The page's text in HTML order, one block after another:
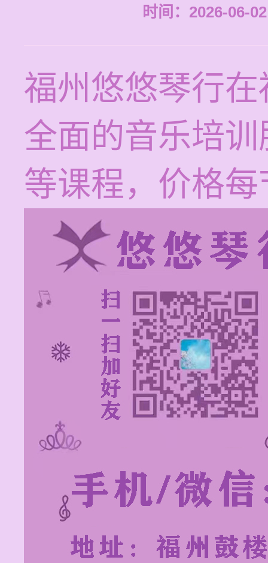
时间：2026-06-
福州悠悠琴行
全面的音乐培
等课程，价格